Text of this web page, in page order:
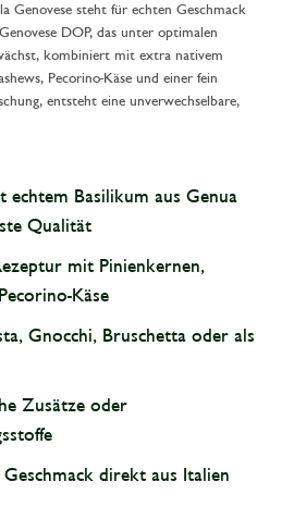
Genovese steht für echten Geschmack
DOP, das unter optimalen
kombiniert mit extra nativem
Pecorino-Käse und einer fein
entsteht eine unverwechselbare,
echtem Basilikum aus Genua
Qualität
mit Pinienkernen,
Käse
Gnocchi, Bruschetta oder als
Zusätze oder
direkt aus Italien